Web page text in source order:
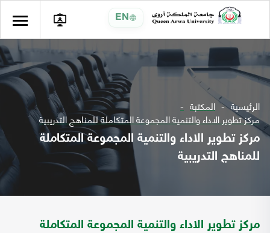
EN
الرئيسية المكتبة
مركز تطوير الاداء والتنمية المجموعة المتكاملة للمناهج التدريبية
مركز تطوير الاداء والتنمية المجموعة المتكاملة
للمناهج التدريبية
مركز تطوير الاداء والتنمية المجموعة المتكاملة